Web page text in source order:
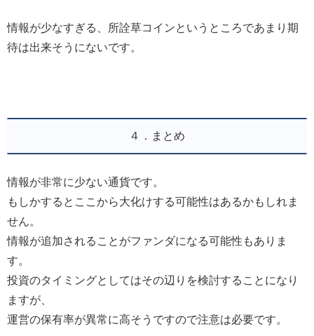
情報が少なすぎる、所詮草コインというところであまり期
待は出来そうにないです。
４．まとめ
情報が非常に少ない通貨です。
もしかするとここから大化けする可能性はあるかもしれま
せん。
情報が追加されることがファンダになる可能性もありま
す。
投資のタイミングとしてはその辺りを検討することになり
ますが、
運営の保有率が異常に高そうですので注意は必要です。